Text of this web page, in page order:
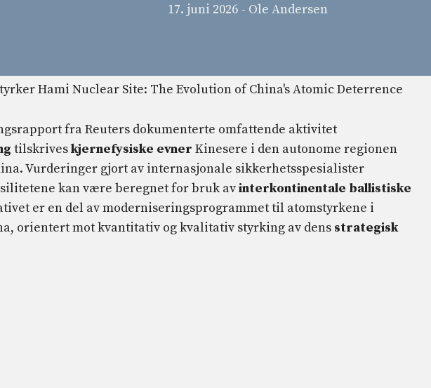
17. juni 2026 - Ole Andersen
fra Reuters dokumenterte omfattende aktivitet
tilskriveskjernefysiske evner Kinesere i den autonome regionen
Vurderinger gjort av internasjonale sikkerhetsspesialister
kan være beregnet for bruk avinterkontinentale ballistiske
er en del av moderniseringsprogrammet til atomstyrkene i
orientert mot kvantitativ og kvalitativ styrking av dens strategisk